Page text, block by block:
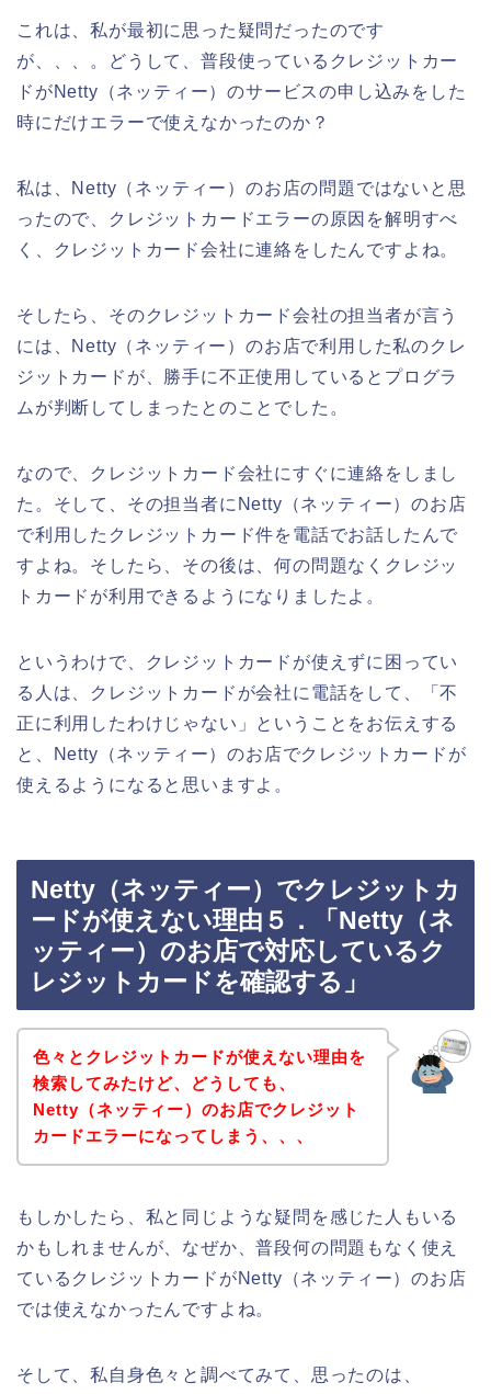
これは、私が最初に思った疑問だったのです
が、、、。どうして、普段使っているクレジットカー
ドがNetty（ネッティー）のサービスの申し込みをした
時にだけエラーで使えなかったのか？
私は、Netty（ネッティー）のお店の問題ではないと思
ったので、クレジットカードエラーの原因を解明すべ
く、クレジットカード会社に連絡をしたんですよね。
そしたら、そのクレジットカード会社の担当者が言う
には、Netty（ネッティー）のお店で利用した私のクレ
ジットカードが、勝手に不正使用しているとプログラ
ムが判断してしまったとのことでした。
なので、クレジットカード会社にすぐに連絡をしまし
た。そして、その担当者にNetty（ネッティー）のお店
で利用したクレジットカード件を電話でお話したんで
すよね。そしたら、その後は、何の問題なくクレジッ
トカードが利用できるようになりましたよ。
というわけで、クレジットカードが使えずに困ってい
る人は、クレジットカードが会社に電話をして、「不
正に利用したわけじゃない」ということをお伝えする
と、Netty（ネッティー）のお店でクレジットカードが
使えるようになると思いますよ。
Netty（ネッティー）でクレジットカ
ードが使えない理由５．「Netty（ネ
ッティー）のお店で対応しているク
レジットカードを確認する」
色々とクレジットカードが使えない理由を
検索してみたけど、どうしても、
Netty（ネッティー）のお店でクレジット
カードエラーになってしまう、、、
もしかしたら、私と同じような疑問を感じた人もいる
かもしれませんが、なぜか、普段何の問題もなく使え
ているクレジットカードがNetty（ネッティー）のお店
では使えなかったんですよね。
そして、私自身色々と調べてみて、思ったのは、